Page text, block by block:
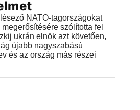
NATO-tagországokat
szólította fel
ukrán elnök azt követően,
újabb nagyszabású
és az ország más részei